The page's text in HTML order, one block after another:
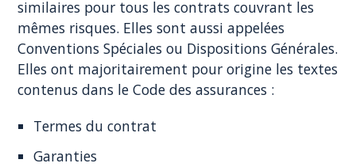
similaires pour tous les contrats couvrant les
mêmes risques. Elles sont aussi appelées
Conventions Spéciales ou Dispositions Générales.
Elles ont majoritairement pour origine les textes
contenus dans le Code des assurances :
Termes du contrat
Garanties